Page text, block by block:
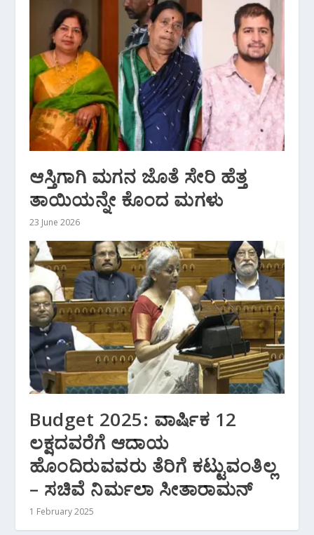
ಆಸ್ತಿಗಾಗಿ ಮಗನ ಜೊತೆ ಸೇರಿ ಹೆತ್ತ
ತಾಯಿಯನ್ನೇ ಕೊಂದ ಮಗಳು
23 June 2026
Budget 2025: ವಾರ್ಷಿಕ 12
ಲಕ್ಷದವರೆಗೆ ಆದಾಯ
ಹೊಂದಿರುವವರು ತೆರಿಗೆ ಕಟ್ಟುವಂತಿಲ್ಲ
– ಸಚಿವೆ ನಿರ್ಮಲಾ ಸೀತಾರಾಮನ್‌
1 February 2025